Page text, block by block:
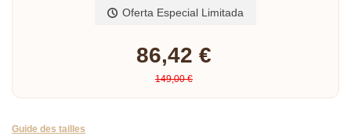
Oferta Especial Limitada
86,42 €
149,00 €
Guide des tailles